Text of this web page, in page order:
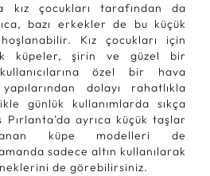
kız çocukları tarafından da
bazı erkekler de bu küçük
Kız çocukları için
küpeler, şirin ve güzel bir
özel bir hava
dolayı rahatlıkla
günlük kullanımlarda sıkça
ayrıca küçük taşlar
küpe modelleri de
sadece altın kullanılarak
de görebilirsiniz.